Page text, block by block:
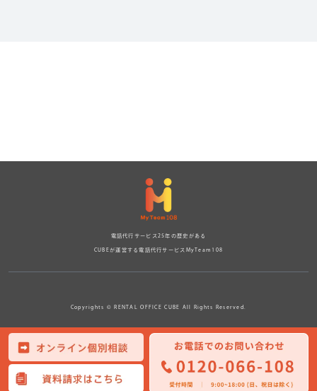
電話代行サービス25年の歴史がある
CUBEが運営する電話代行サービスMyTeam108
Copyrights © RENTAL OFFICE CUBE All Rights Reserved.